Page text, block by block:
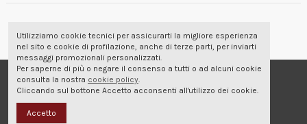
RECENSIONI DEI CLIENTI 4.7/5
© 2001-2026 Corbara Srl - Abbigliamento Professionale
Utilizziamo cookie tecnici per assicurarti la migliore esperienza
nel sito e cookie di profilazione, anche di terze parti, per inviarti
messaggi promozionali personalizzati.
Per saperne di più o negare il consenso a tutti o ad alcuni cookie
consulta la nostra cookie policy.
Cliccando sul bottone Accetto acconsenti all'utilizzo dei cookie.
Accetto